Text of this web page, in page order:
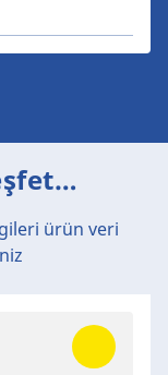
ürün veri